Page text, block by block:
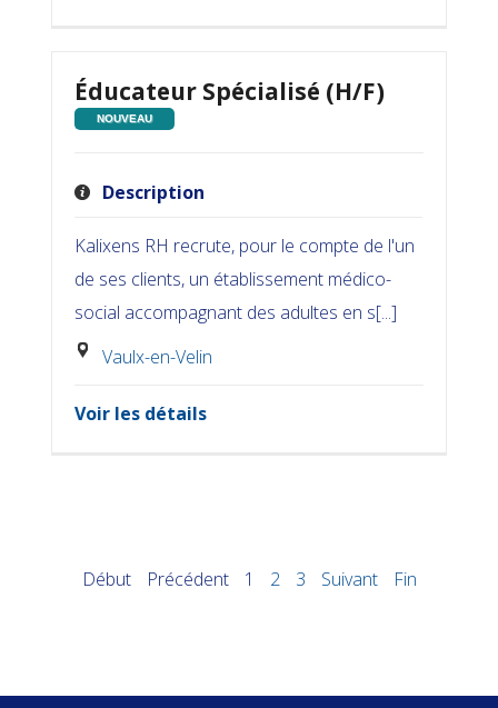
Éducateur Spécialisé (H/F)
NOUVEAU
Description
Kalixens RH recrute, pour le compte de l'un
de ses clients, un établissement médico-
social accompagnant des adultes en s[...]
Vaulx-en-Velin
Voir les détails
Début Précédent 1 2 3 Suivant Fin